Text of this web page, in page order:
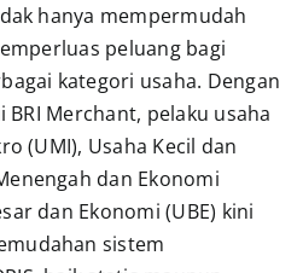
hanya mempermudah
peluang bagi
kategori usaha. Dengan
Merchant, pelaku usaha
(UMI), Usaha Kecil dan
dan Ekonomi
dan Ekonomi (UBE) kini
sistem